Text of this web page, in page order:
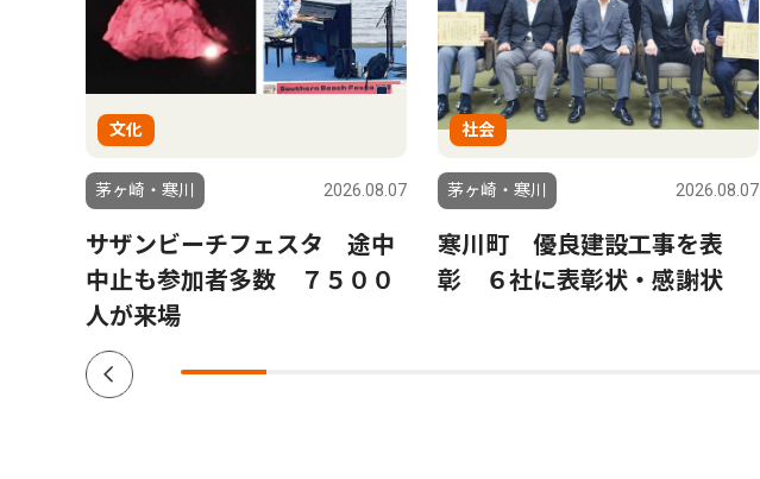
文化
茅ヶ崎・寒川 2026.08.07
サザンビーチフェスタ 途中
中止も参加者多数 ７５００
人が来場
社会
茅ヶ崎・寒川 2026.08.07
寒川町 優良建設工事を表
彰 ６社に表彰状・感謝状